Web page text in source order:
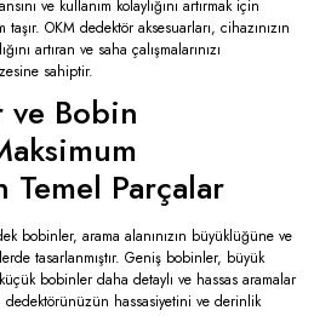
ve kullanım kolaylığını artırmak için
OKM dedektör aksesuarları, cihazınızın
artıran ve saha çalışmalarınızı
sahiptir.
ve Bobin
Temel Parçalar
bobinler, arama alanınızın büyüklüğüne ve
tasarlanmıştır. Geniş bobinler, büyük
bobinler daha detaylı ve hassas aramalar
hassasiyetini ve derinlik